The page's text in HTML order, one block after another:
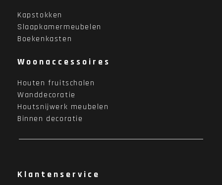
Kapstokken
Slaapkamermeubelen
Boekenkasten
Woonaccessoires
Houten fruitschalen
Wanddecoratie
Houtsnijwerk meubelen
Binnen decoratie
Klantenservice